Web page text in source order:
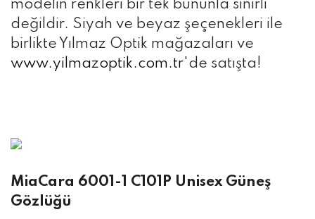
modelin renkleri bir tek bununla sınırlı
değildir. Siyah ve beyaz şeçenekleri ile
birlikte Yılmaz Optik mağazaları ve
www.yilmazoptik.com.tr'de satışta!
MiaCara 6001-1 C101P Unisex Güneş
Gözlüğü